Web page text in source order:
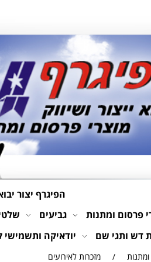
הפיגרף יצור
פרסום ומתנות גביעים
דש ותגי שם יודאיקה
/ מזכרות לאירועים